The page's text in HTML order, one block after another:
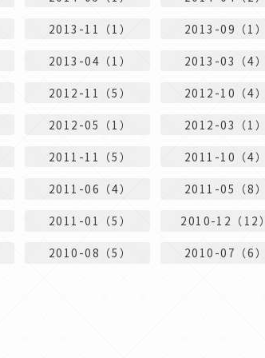
2013-11（1） 2013-09（1）
2013-04（1） 2013-03（4）
2012-11（5） 2012-10（4）
2012-05（1） 2012-03（1）
2011-11（5） 2011-10（4）
2011-06（4） 2011-05（8）
2011-01（5） 2010-12（12）
2010-08（5） 2010-07（6）